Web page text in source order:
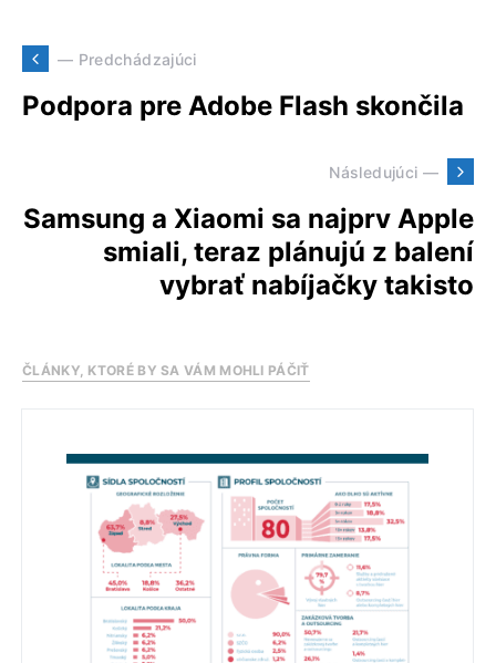
— Predchádzajúci
Podpora pre Adobe Flash skončila
Následujúci —
Samsung a Xiaomi sa najprv Apple
smiali, teraz plánujú z balení
vybrať nabíjačky takisto
ČLÁNKY, KTORÉ BY SA VÁM MOHLI PÁČIŤ